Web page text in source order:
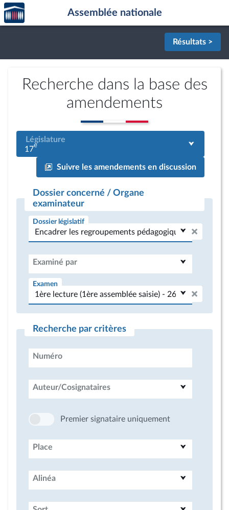
Aller au contenu
Aller en bas de la page
Accèder
à la
page
Assemblée nationale
Résultats >
Recherche dans la base des
amendements
Législature
17e
Suivre les amendements en discussion
Dossier concerné / Organe
examinateur
Dossier législatif
Examiné par
Examen
Recherche par critères
Numéro
Auteur/Cosignataires
Premier signataire uniquement
Place
Alinéa